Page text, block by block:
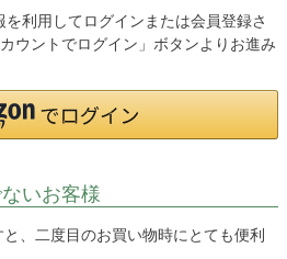
利用してログインまたは会員登録さ
ウントでログイン」ボタンよりお進み
いお客様
、二度目のお買い物時にとても便利